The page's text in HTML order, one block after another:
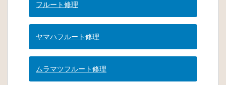
フルート修理
ヤマハフルート修理
ムラマツフルート修理